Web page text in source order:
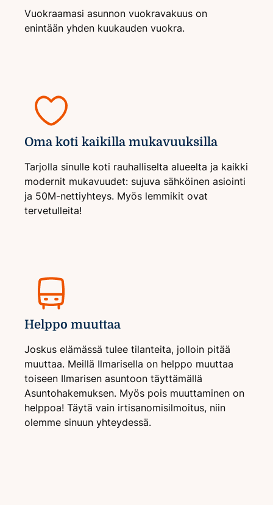
Vuokraamasi asunnon vuokravakuus on
enintään yhden kuukauden vuokra.
Oma koti kaikilla mukavuuksilla
Tarjolla sinulle koti rauhalliselta alueelta ja kaikki
modernit mukavuudet: sujuva sähköinen asiointi
ja 50M-nettiyhteys. Myös lemmikit ovat
tervetulleita!
Helppo muuttaa
Joskus elämässä tulee tilanteita, jolloin pitää
muuttaa. Meillä Ilmarisella on helppo muuttaa
toiseen Ilmarisen asuntoon täyttämällä
Asuntohakemuksen. Myös pois muuttaminen on
helppoa! Täytä vain irtisanomisilmoitus, niin
olemme sinuun yhteydessä.